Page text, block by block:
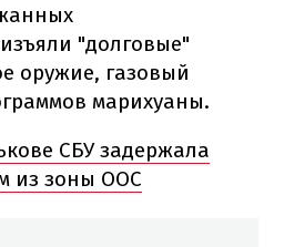
"долговые"
оружие, газовый
марихуаны.
СБУ задержала
из зоны ООС